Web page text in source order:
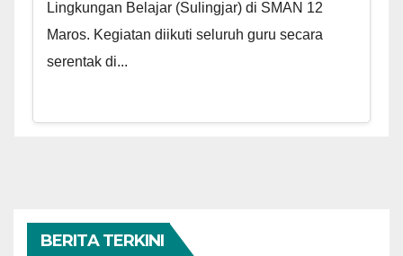
Lingkungan Belajar (Sulingjar) di SMAN 12
Maros. Kegiatan diikuti seluruh guru secara
serentak di...
BERITA TERKINI